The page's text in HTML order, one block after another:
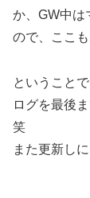
か、GW中は
ので、ここ
ということ
ログを最後
笑
また更新しに